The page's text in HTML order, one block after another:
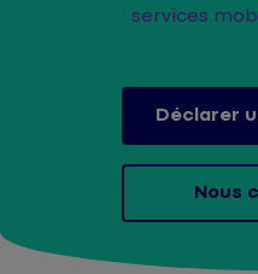
services
Déclarer
Nous